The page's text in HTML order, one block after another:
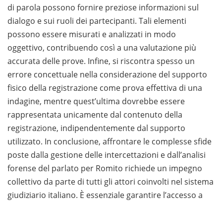
di parola possono fornire preziose informazioni sul
dialogo e sui ruoli dei partecipanti. Tali elementi
possono essere misurati e analizzati in modo
oggettivo, contribuendo così a una valutazione più
accurata delle prove. Infine, si riscontra spesso un
errore concettuale nella considerazione del supporto
fisico della registrazione come prova effettiva di una
indagine, mentre quest’ultima dovrebbe essere
rappresentata unicamente dal contenuto della
registrazione, indipendentemente dal supporto
utilizzato. In conclusione, affrontare le complesse sfide
poste dalla gestione delle intercettazioni e dall’analisi
forense del parlato per Romito richiede un impegno
collettivo da parte di tutti gli attori coinvolti nel sistema
giudiziario italiano. È essenziale garantire l’accesso a